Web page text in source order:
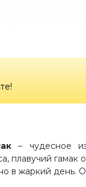
– чудесное
плавучий гамак
в жаркий день.